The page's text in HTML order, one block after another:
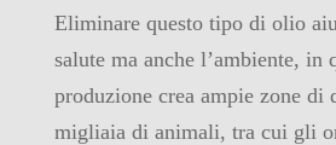
Eliminare questo tipo di olio
salute ma anche l’ambiente, in
produzione crea ampie zone di
migliaia di animali, tra cui gli